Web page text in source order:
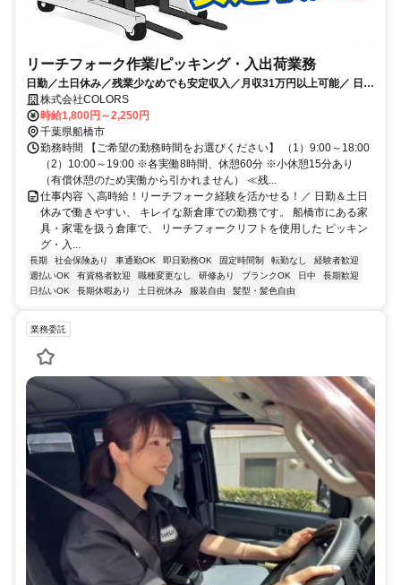
リーチフォーク作業/ピッキング・入出荷業務
日勤／土日休み／残業少なめでも安定収入／月収31万円以上可能／ 日払
いOK／ギフトカードプレゼント中
株式会社COLORS
時給1,800円～2,250円
千葉県船橋市
勤務時間 【ご希望の勤務時間をお選びください】 （1）9:00～18:00
（2）10:00～19:00 ※各実働8時間、休憩60分 ※小休憩15分あり
（有償休憩のため実働から引かれません） ≪残...
仕事内容 ＼高時給！リーチフォーク経験を活かせる！／ 日勤＆土日
休みで働きやすい、 キレイな新倉庫での勤務です。 船橋市にある家
具・家電を扱う倉庫で、 リーチフォークリフトを使用した ピッキン
グ・入...
長期 社会保険あり 車通勤OK 即日勤務OK 固定時間制 転勤なし
経験者歓迎
週払いOK
有資格者歓迎 職種変更なし 研修あり ブランクOK 日中
長期歓迎
日払いOK
長期休暇あり 土日祝休み 服装自由 髪型・髪色自由
業務委託